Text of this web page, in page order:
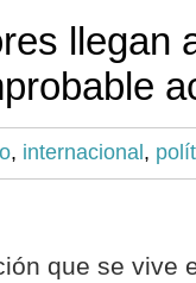
llegan
, internacional ,
que se vive